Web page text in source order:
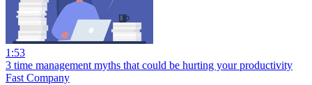
1:53
3 time management myths that could be hurting your productivity
Fast Company